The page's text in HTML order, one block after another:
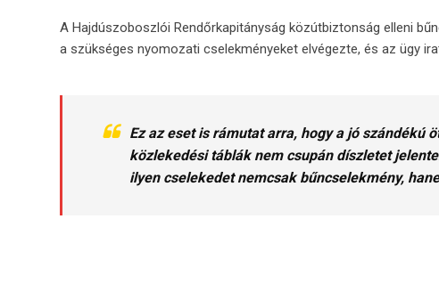
A Hajdúszoboszlói Rendőrkapitányság közútbiztonság elleni
a szükséges nyomozati cselekményeket elvégezte, és az ügy
Ez az eset is rámutat arra, hogy a jó
közlekedési táblák nem csupán díszletet
ilyen cselekedet nemcsak bűncselekmény,